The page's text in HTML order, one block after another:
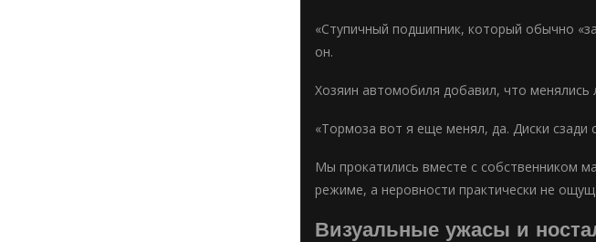
«Ступичный подшипник, который обычно
он.
Хозяин автомобиля добавил, что
«Тормоза вот я еще менял, да. Диски
Мы прокатились вместе с собственником
режиме, а неровности практически не
Визуальные ужасы и